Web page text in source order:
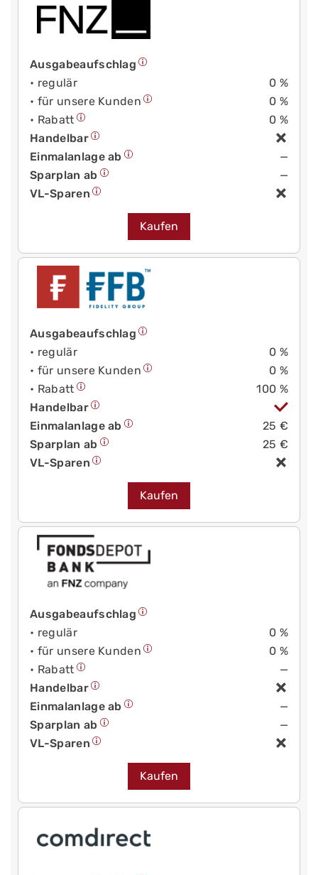
Ausgabeaufschlag
• regulär
0 %
• für unsere Kunden
0 %
• Rabatt
0 %
Handelbar
Einmalanlage ab
—
Sparplan ab
—
VL-Sparen
Kaufen
Ausgabeaufschlag
• regulär
0 %
• für unsere Kunden
0 %
• Rabatt
100 %
Handelbar
Einmalanlage ab
25 €
Sparplan ab
25 €
VL-Sparen
Kaufen
Ausgabeaufschlag
• regulär
0 %
• für unsere Kunden
0 %
• Rabatt
—
Handelbar
Einmalanlage ab
—
Sparplan ab
—
VL-Sparen
Kaufen